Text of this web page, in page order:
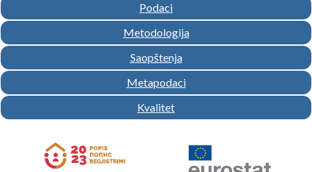
Podaci
Metodologija
Saopštenja
Metapodaci
Kvalitet